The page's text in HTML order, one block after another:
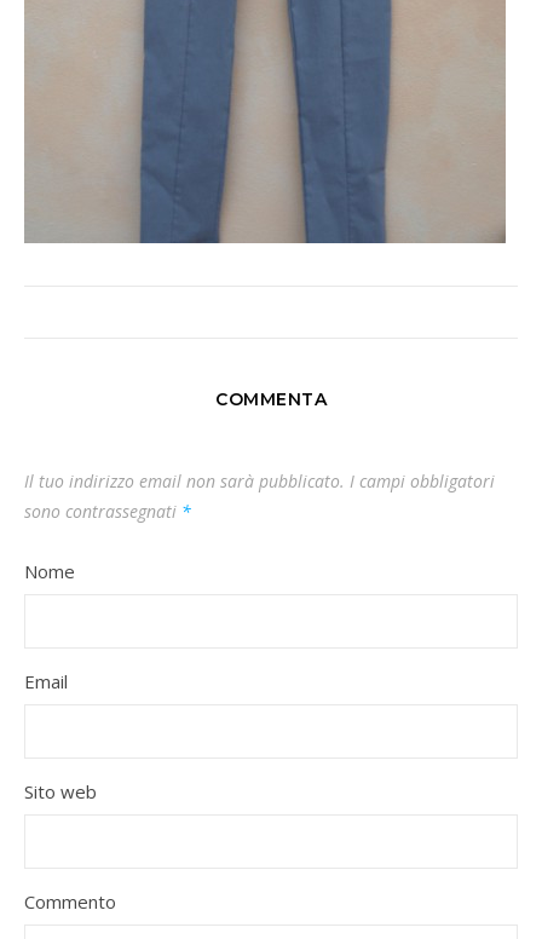
COMMENTA
Il tuo indirizzo email non sarà pubblicato. I campi obbligatori
sono contrassegnati *
Nome
Email
Sito web
Commento